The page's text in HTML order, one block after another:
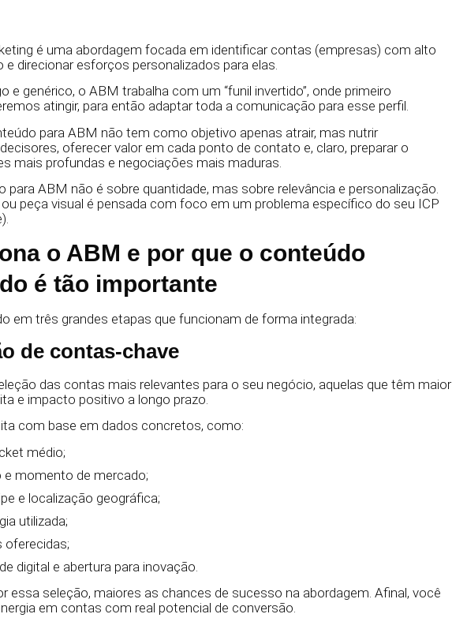
é uma abordagem focada em identificar contas (empresas) com alto
direcionar esforços personalizados para elas.
e genérico, o ABM trabalha com um “funil invertido”, onde primeiro
atingir, para então adaptar toda a comunicação para esse perfil.
para ABM não tem como objetivo apenas atrair, mas nutrir
oferecer valor em cada ponto de contato e, claro, preparar o
mais profundas e negociações mais maduras.
para ABM não é sobre quantidade, mas sobre relevância e personalização.
peça visual é pensada com foco em um problema específico do seu ICP
o ABM e por que o conteúdo
é tão importante
em três grandes etapas que funcionam de forma integrada:
de contas-chave
das contas mais relevantes para o seu negócio, aquelas que têm maior
e impacto positivo a longo prazo.
com base em dados concretos, como:
médio;
e momento de mercado;
e localização geográfica;
utilizada;
oferecidas;
digital e abertura para inovação.
essa seleção, maiores as chances de sucesso na abordagem. Afinal, você
em contas com real potencial de conversão.